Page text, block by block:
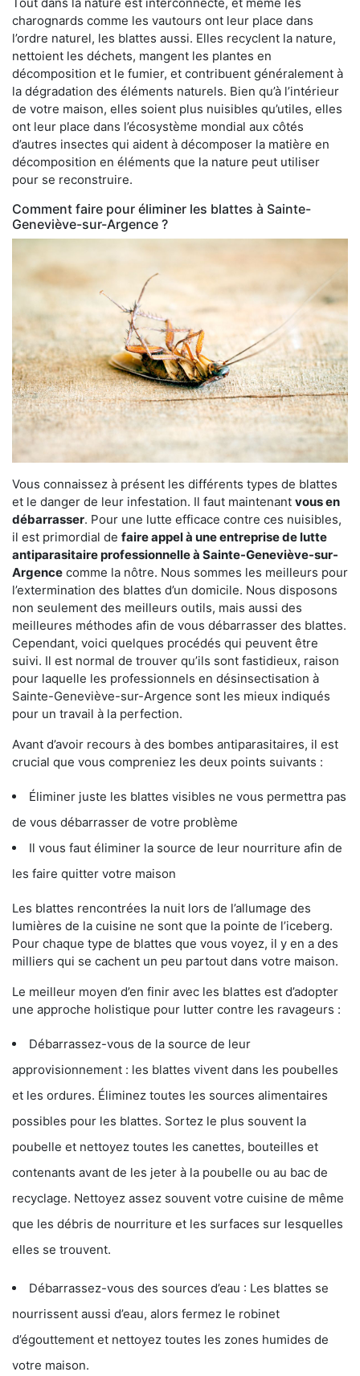
Tout dans la nature est interconnecté, et même les
charognards comme les vautours ont leur place dans
l’ordre naturel, les blattes aussi. Elles recyclent la nature,
nettoient les déchets, mangent les plantes en
décomposition et le fumier, et contribuent généralement à
la dégradation des éléments naturels. Bien qu’à l’intérieur
de votre maison, elles soient plus nuisibles qu’utiles, elles
ont leur place dans l’écosystème mondial aux côtés
d’autres insectes qui aident à décomposer la matière en
décomposition en éléments que la nature peut utiliser
pour se reconstruire.
Comment faire pour éliminer les blattes à Sainte-
Geneviève-sur-Argence ?
Vous connaissez à présent les différents types de blattes
et le danger de leur infestation. Il faut maintenant vous en
débarrasser. Pour une lutte efficace contre ces nuisibles,
il est primordial de faire appel à une entreprise de lutte
antiparasitaire professionnelle à Sainte-Geneviève-sur-
Argence comme la nôtre. Nous sommes les meilleurs pour
l’extermination des blattes d’un domicile. Nous disposons
non seulement des meilleurs outils, mais aussi des
meilleures méthodes afin de vous débarrasser des blattes.
Cependant, voici quelques procédés qui peuvent être
suivi. Il est normal de trouver qu’ils sont fastidieux, raison
pour laquelle les professionnels en désinsectisation à
Sainte-Geneviève-sur-Argence sont les mieux indiqués
pour un travail à la perfection.
Avant d’avoir recours à des bombes antiparasitaires, il est
crucial que vous compreniez les deux points suivants :
Éliminer juste les blattes visibles ne vous permettra pas
de vous débarrasser de votre problème
Il vous faut éliminer la source de leur nourriture afin de
les faire quitter votre maison
Les blattes rencontrées la nuit lors de l’allumage des
lumières de la cuisine ne sont que la pointe de l’iceberg.
Pour chaque type de blattes que vous voyez, il y en a des
milliers qui se cachent un peu partout dans votre maison.
Le meilleur moyen d’en finir avec les blattes est d’adopter
une approche holistique pour lutter contre les ravageurs :
Débarrassez-vous de la source de leur
approvisionnement : les blattes vivent dans les poubelles
et les ordures. Éliminez toutes les sources alimentaires
possibles pour les blattes. Sortez le plus souvent la
poubelle et nettoyez toutes les canettes, bouteilles et
contenants avant de les jeter à la poubelle ou au bac de
recyclage. Nettoyez assez souvent votre cuisine de même
que les débris de nourriture et les surfaces sur lesquelles
elles se trouvent.
Débarrassez-vous des sources d’eau : Les blattes se
nourrissent aussi d’eau, alors fermez le robinet
d’égouttement et nettoyez toutes les zones humides de
votre maison.